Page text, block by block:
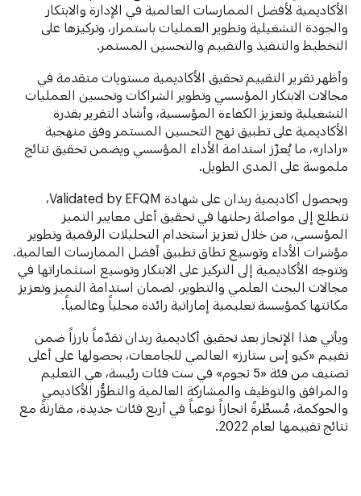
الأكاديمية لأفضل الممارسات العالمية في الإدارة والابتكار
والجودة التشغيلية وتطوير العمليات باستمرار، وتركيزها على
التخطيط والتنفيذ والتقييم والتحسين المستمر.
وأظهر تقرير التقييم تحقيق الأكاديمية مستويات متقدمة في
مجالات الابتكار المؤسسي وتطوير الشراكات وتحسين العمليات
التشغيلية وتعزيز الكفاءة المؤسسية، وأشاد التقرير بقدرة
الأكاديمية على تطبيق نهج التحسين المستمر وفق منهجية
«رادار»، ما يُعزّز استدامة الأداء المؤسسي ويضمن تحقيق نتائج
ملموسة على المدى الطويل.
وبحصول أكاديمية ربدان على شهادة Validated by EFQM،
تتطلع إلى مواصلة رحلتها في تحقيق أعلى معايير التميز
المؤسسي، من خلال تعزيز استخدام التحليلات الرقمية وتطوير
مؤشرات الأداء وتوسيع نطاق تطبيق أفضل الممارسات العالمية.
وتتوجه الأكاديمية إلى التركيز على الابتكار وتوسيع استثماراتها في
مجالات البحث العلمي والتطوير، لضمان استدامة التميز وتعزيز
مكانتها كمؤسسة تعليمية إماراتية رائدة محلياً وعالمياً.
ويأتي هذا الإنجاز بعد تحقيق أكاديمية ربدان تقدّماً بارزاً ضمن
تقييم «كيو إس ستارز» العالمي للجامعات، بحصولها على أعلى
تصنيف من فئة «5 نجوم» في ست فئات رئيسة، هي التعليم
والمرافق والتوظيف والمشاركة العالمية والتطوُّر الأكاديمي
والحوكمة، مُسطِّرةً انجازاً نوعياً في أربع فئات جديدة، مقارنةً مع
نتائج تقييمها لعام 2022.